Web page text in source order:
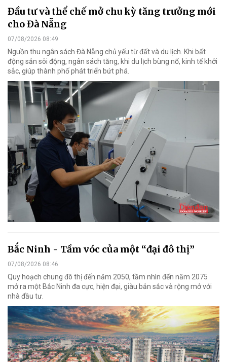
Đầu tư và thể chế mở chu kỳ tăng trưởng mới
cho Đà Nẵng
07/08/2026 08:49
Nguồn thu ngân sách Đà Nẵng chủ yếu từ đất và du lịch. Khi bất
động sản sôi động, ngân sách tăng, khi du lịch bùng nổ, kinh tế khởi
sắc, giúp thành phố phát triển bứt phá.
Bắc Ninh - Tầm vóc của một “đại đô thị”
07/08/2026 08:46
Quy hoạch chung đô thị đến năm 2050, tầm nhìn đến năm 2075
mở ra một Bắc Ninh đa cực, hiện đại, giàu bản sắc và rộng mở với
nhà đầu tư.